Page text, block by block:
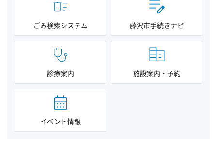
ごみ検索システム 藤沢市手続きナビ
診療案内 施設案内・予約
イベント情報